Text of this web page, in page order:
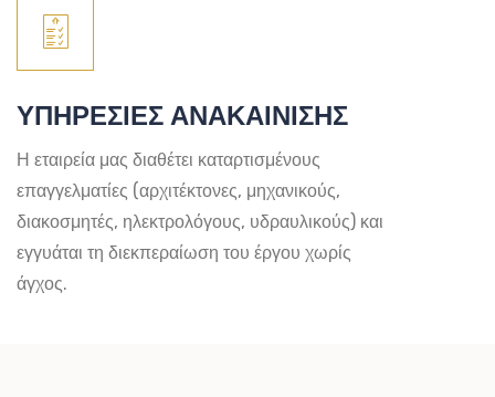
ΥΠΗΡΕΣΙΕΣ ΑΝΑΚΑΙΝΙΣΗΣ
Η εταιρεία μας διαθέτει καταρτισμένους
επαγγελματίες (αρχιτέκτονες, μηχανικούς,
διακοσμητές, ηλεκτρολόγους, υδραυλικούς) και
εγγυάται τη διεκπεραίωση του έργου χωρίς
άγχος.